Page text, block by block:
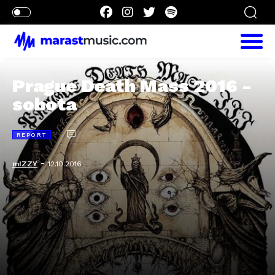
Prague Death Mass 2016 -
sobota
REPORT
mIZZY-12.10.2016